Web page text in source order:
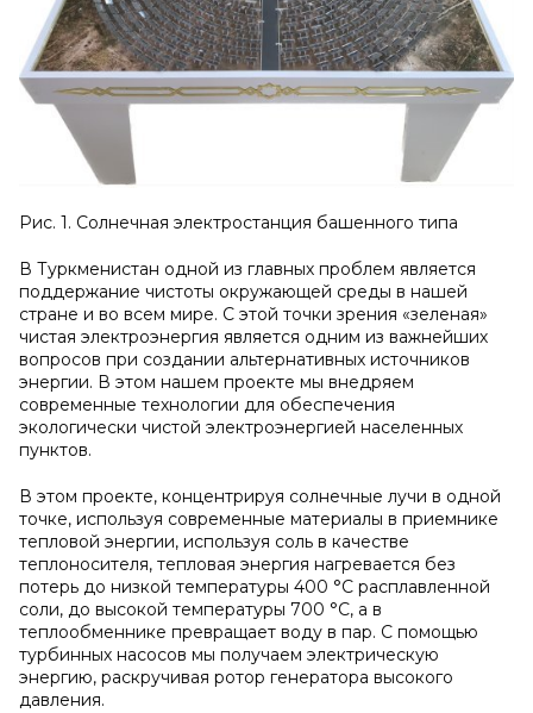
Рис. 1. Солнечная электростанция башенного типа
В Туркменистан одной из главных проблем является
поддержание чистоты окружающей среды в нашей
стране и во всем мире. С этой точки зрения «зеленая»
чистая электроэнергия является одним из важнейших
вопросов при создании альтернативных источников
энергии. В этом нашем проекте мы внедряем
современные технологии для обеспечения
экологически чистой электроэнергией населенных
пунктов.
В этом проекте, концентрируя солнечные лучи в одной
точке, используя современные материалы в приемнике
тепловой энергии, используя соль в качестве
теплоносителя, тепловая энергия нагревается без
потерь до низкой температуры 400 °C расплавленной
соли, до высокой температуры 700 °С, а в
теплообменнике превращает воду в пар. С помощью
турбинных насосов мы получаем электрическую
энергию, раскручивая ротор генератора высокого
давления.